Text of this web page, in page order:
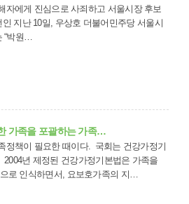
서울시장 후보
박원…
가족을 포괄하는 가족…
정책이 필요한 때이다. 국회는 건강가정기
로 인식하면서, 요보호가족의 지…